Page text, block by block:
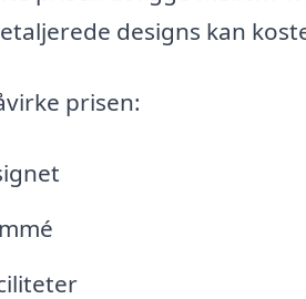
designs kan
prisen: